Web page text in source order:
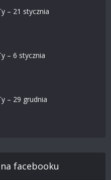
– 21 stycznia
– 6 stycznia
– 29 grudnia
facebooku